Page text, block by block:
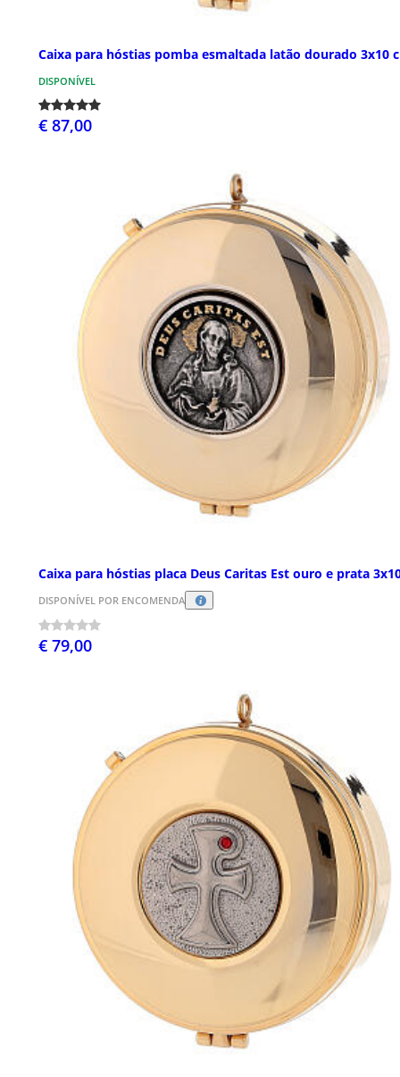
Caixa para hóstias pomba esmaltada latão dourado 3x10
DISPONÍVEL
€ 87,00
Caixa para hóstias placa Deus Caritas Est ouro e prata
DISPONÍVEL POR ENCOMENDA
€ 79,00